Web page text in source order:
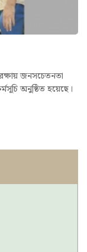
জনসচেতনতা
অনুষ্ঠিত হয়েছে।